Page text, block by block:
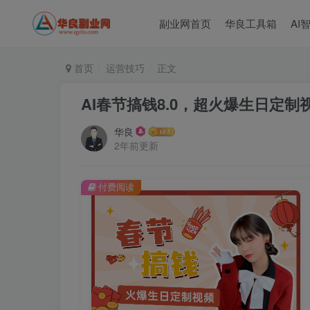
副业网首页 华良工具箱 AI
首页 运营技巧 正文
AI春节搞钱8.0，超火爆生日定制
华良
2年前更新
付费阅读